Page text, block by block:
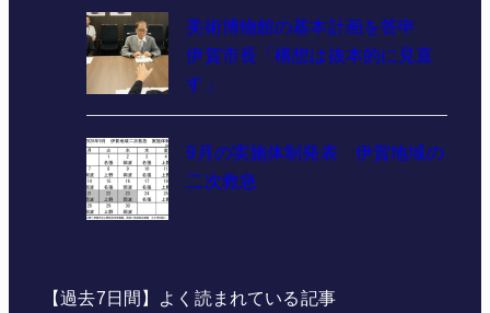
美術博物館の基本計画を答申
伊賀市長「構想は抜本的に見直
す」
9月の実施体制発表 伊賀地域の
二次救急
【過去7日間】よく読まれている記事